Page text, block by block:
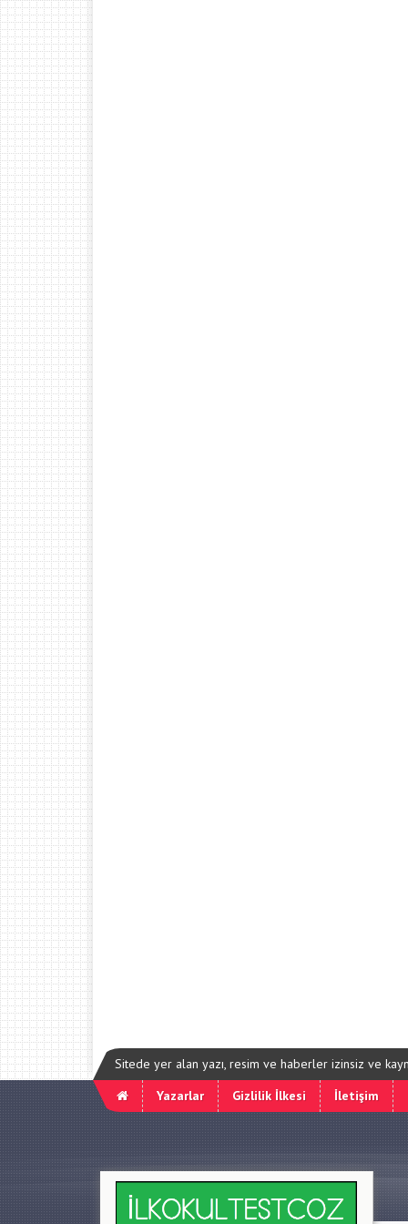
Sitede yer alan yazı, resim ve haberler izinsiz ve
Yazarlar
Gizlilik İlkesi İletişim